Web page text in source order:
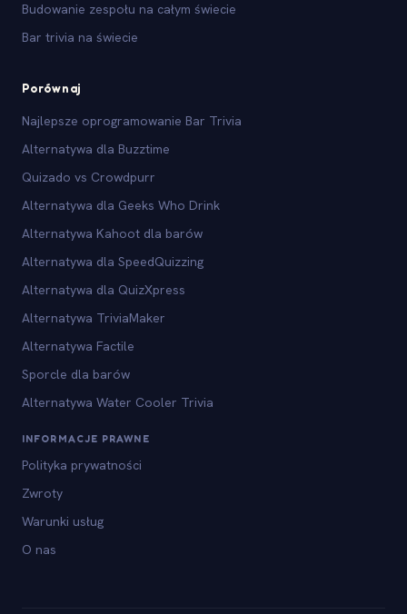
Budowanie zespołu na całym świecie
Bar trivia na świecie
Porównaj
Najlepsze oprogramowanie Bar Trivia
Alternatywa dla Buzztime
Quizado vs Crowdpurr
Alternatywa dla Geeks Who Drink
Alternatywa Kahoot dla barów
Alternatywa dla SpeedQuizzing
Alternatywa dla QuizXpress
Alternatywa TriviaMaker
Alternatywa Factile
Sporcle dla barów
Alternatywa Water Cooler Trivia
INFORMACJE PRAWNE
Polityka prywatności
Zwroty
Warunki usług
O nas